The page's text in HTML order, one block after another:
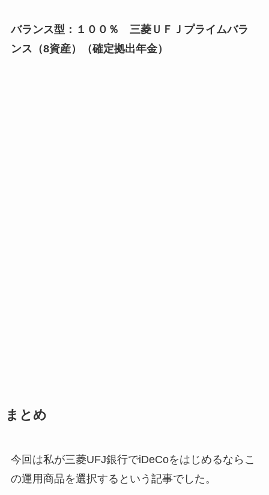
バランス型：１００％ 三菱ＵＦＪプライムバラ
ンス（8資産）（確定拠出年金）
まとめ
今回は私が三菱UFJ銀行でiDeCoをはじめるならこ
の運用商品を選択するという記事でした。